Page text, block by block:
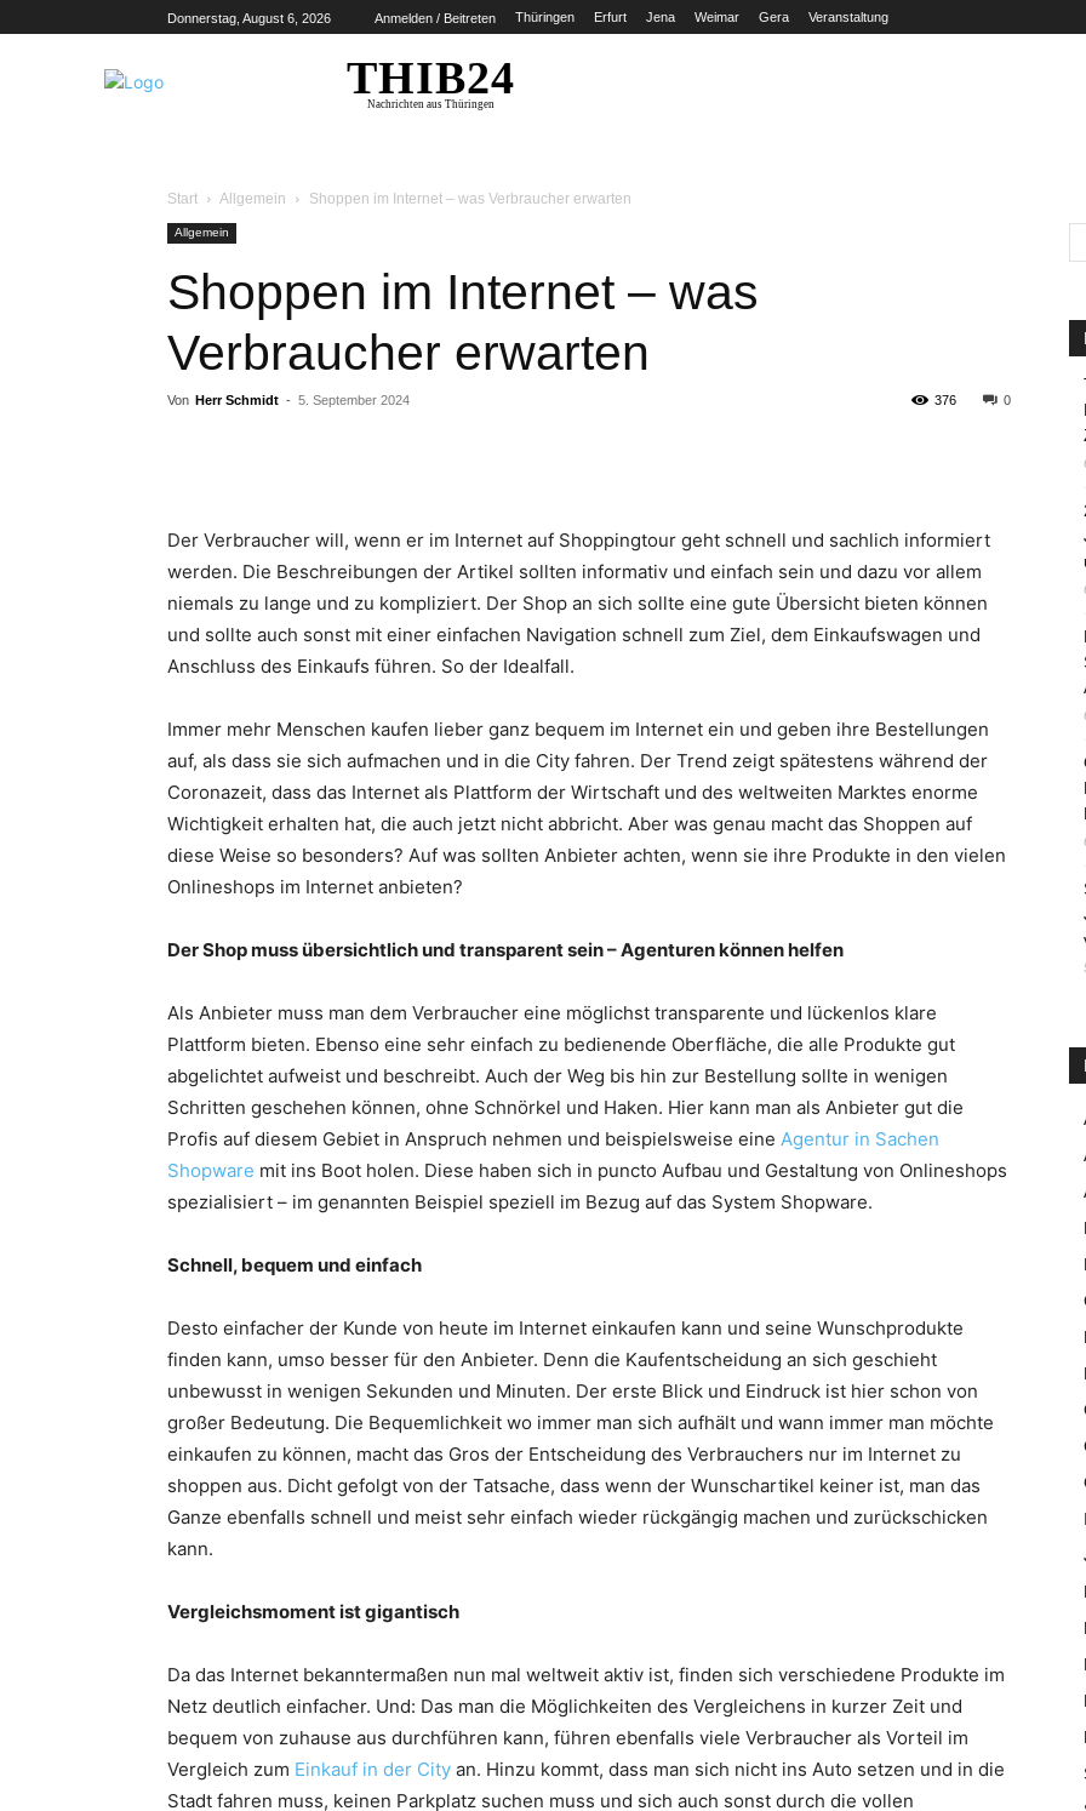
Donnerstag, August 6, 2026 Anmelden / Beitreten Thüringen Erfurt Jena Weimar Gera Veranstaltung
THIB24
Nachrichten aus Thüringen
Start Allgemein Shoppen im Internet – was Verbraucher erwarten
Allgemein
Shoppen im Internet – was
Verbraucher erwarten
Von Herr Schmidt - 5. September 2024 0
376
Der Verbraucher will, wenn er im Internet auf Shoppingtour geht schnell und sachlich informiert
werden. Die Beschreibungen der Artikel sollten informativ und einfach sein und dazu vor allem
niemals zu lange und zu kompliziert. Der Shop an sich sollte eine gute Übersicht bieten können
und sollte auch sonst mit einer einfachen Navigation schnell zum Ziel, dem Einkaufswagen und
Anschluss des Einkaufs führen. So der Idealfall.
Immer mehr Menschen kaufen lieber ganz bequem im Internet ein und geben ihre Bestellungen
auf, als dass sie sich aufmachen und in die City fahren. Der Trend zeigt spätestens während der
Coronazeit, dass das Internet als Plattform der Wirtschaft und des weltweiten Marktes enorme
Wichtigkeit erhalten hat, die auch jetzt nicht abbricht. Aber was genau macht das Shoppen auf
diese Weise so besonders? Auf was sollten Anbieter achten, wenn sie ihre Produkte in den vielen
Onlineshops im Internet anbieten?
Der Shop muss übersichtlich und transparent sein – Agenturen können helfen
Als Anbieter muss man dem Verbraucher eine möglichst transparente und lückenlos klare
Plattform bieten. Ebenso eine sehr einfach zu bedienende Oberfläche, die alle Produkte gut
abgelichtet aufweist und beschreibt. Auch der Weg bis hin zur Bestellung sollte in wenigen
Schritten geschehen können, ohne Schnörkel und Haken. Hier kann man als Anbieter gut die
Profis auf diesem Gebiet in Anspruch nehmen und beispielsweise eine Agentur in Sachen
Shopware mit ins Boot holen. Diese haben sich in puncto Aufbau und Gestaltung von Onlineshops
spezialisiert – im genannten Beispiel speziell im Bezug auf das System Shopware.
Schnell, bequem und einfach
Desto einfacher der Kunde von heute im Internet einkaufen kann und seine Wunschprodukte
finden kann, umso besser für den Anbieter. Denn die Kaufentscheidung an sich geschieht
unbewusst in wenigen Sekunden und Minuten. Der erste Blick und Eindruck ist hier schon von
großer Bedeutung. Die Bequemlichkeit wo immer man sich aufhält und wann immer man möchte
einkaufen zu können, macht das Gros der Entscheidung des Verbrauchers nur im Internet zu
shoppen aus. Dicht gefolgt von der Tatsache, dass wenn der Wunschartikel keiner ist, man das
Ganze ebenfalls schnell und meist sehr einfach wieder rückgängig machen und zurückschicken
kann.
Vergleichsmoment ist gigantisch
Da das Internet bekanntermaßen nun mal weltweit aktiv ist, finden sich verschiedene Produkte im
Netz deutlich einfacher. Und: Das man die Möglichkeiten des Vergleichens in kurzer Zeit und
bequem von zuhause aus durchführen kann, führen ebenfalls viele Verbraucher als Vorteil im
Vergleich zum Einkauf in der City an. Hinzu kommt, dass man sich nicht ins Auto setzen und in die
Stadt fahren muss, keinen Parkplatz suchen muss und sich auch sonst durch die vollen